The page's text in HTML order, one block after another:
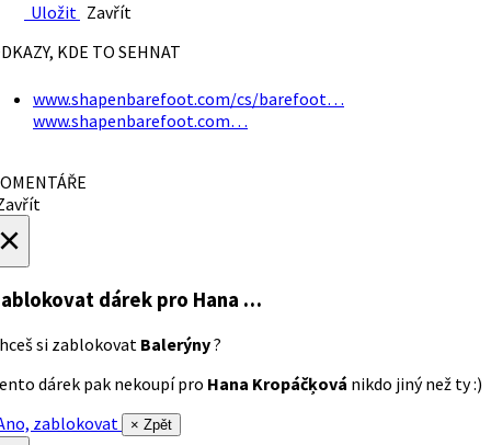
Uložit Zavřít
KDE TO SEHNAT
www.shapenbarefoot.com/cs/barefoot…
www.shapenbarefoot.com…
dárek pro Hana …
si zablokovat Balerýny?
dárek pak nekoupí pro Hana Kropáčķová nikdo jiný než ty :)
zablokovat
× Zpět